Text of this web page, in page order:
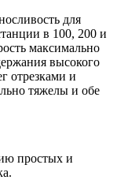
для
в 100, 200 и
максимально
высокого
отрезками и
тяжелы и обе
простых и